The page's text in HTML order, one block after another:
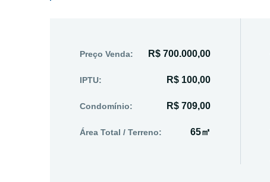
Preço Venda: R$ 700.000,00
IPTU: R$ 100,00
Condomínio: R$ 709,00
Área Total / Terreno: 65㎡